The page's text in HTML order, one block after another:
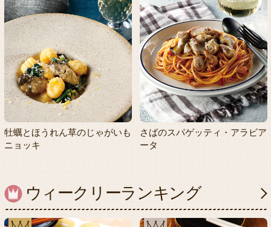
牡蠣とほうれん草のじゃがいも
ニョッキ
さばのスパゲッティ・アラビア
ータ
ウィークリーランキング